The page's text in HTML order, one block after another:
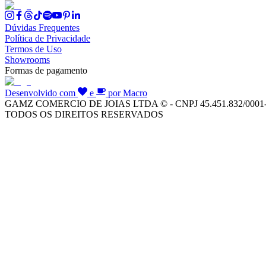
Dúvidas Frequentes
Política de Privacidade
Termos de Uso
Showrooms
Formas de pagamento
Desenvolvido com e
por Macro
GAMZ COMERCIO DE JOIAS LTDA © - CNPJ 45.451.832/
TODOS OS DIREITOS RESERVADOS